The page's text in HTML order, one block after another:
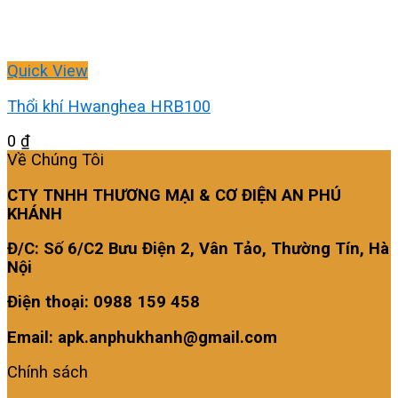
Quick View
Thổi khí Hwanghea HRB100
0 ₫
Về Chúng Tôi
CTY TNHH THƯƠNG MẠI & CƠ ĐIỆN AN PHÚ
KHÁNH
Đ/C: Số 6/C2 Bưu Điện 2, Vân Tảo, Thường Tín, Hà
Nội
Điện thoại: 0988 159 458
Email: apk.anphukhanh@gmail.com
Chính sách